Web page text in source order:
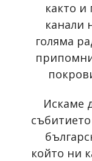
както
канали
голяма
Искаме
който ни